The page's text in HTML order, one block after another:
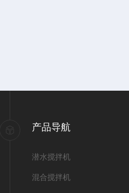
产品导航
潜水搅拌机
混合搅拌机